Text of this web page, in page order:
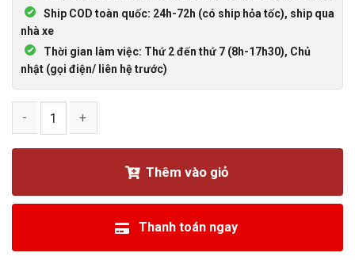
Ship COD toàn quốc: 24h-72h (có ship hỏa tốc), ship qua
nhà xe
Thời gian làm việc: Thứ 2 đến thứ 7 (8h-17h30), Chủ
nhật (gọi điện/ liên hệ trước)
Thêm vào giỏ
Thanh toán ngay